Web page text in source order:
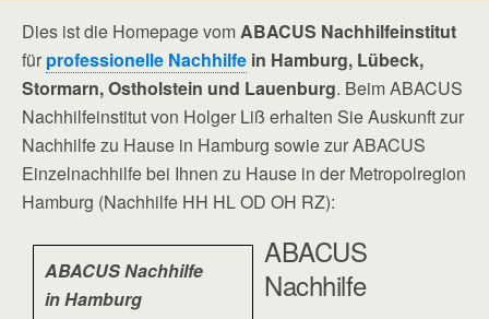
Dies ist die Homepage vomABACUS Nachhilfeinstitut
für professionelle Nachhilfe in Hamburg, Lübeck,
Stormarn, Ostholstein und Lauenburg. Beim ABACUS
Nachhilfeinstitut von Holger Liß erhalten Sie Auskunft zur
Nachhilfe zu Hause in Hamburg sowie zur ABACUS
Einzelnachhilfe bei Ihnen zu Hause in der Metropolregion
Hamburg (Nachhilfe HH HL OD OH RZ):
ABACUS Nachhilfe
in Hamburg
ABACUS
Nachhilfe